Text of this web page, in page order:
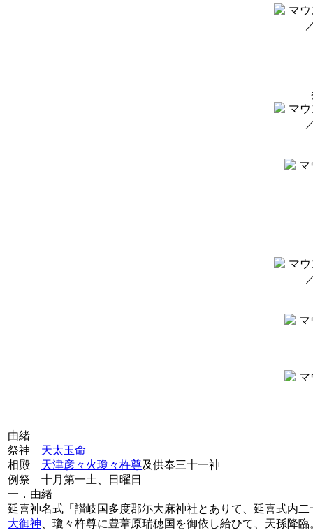
由緒
祭神 天太玉命
相殿 天津彦々火瓊々杵尊及供奉三十一神
例祭 十月第一土、日曜日
一．由緒
延喜神名式「讃岐国多度郡尓大麻神社とありて、延喜式内二
大御神 、瓊々杵尊に豊葦原瑞穂国を御依し給ひて、天孫降